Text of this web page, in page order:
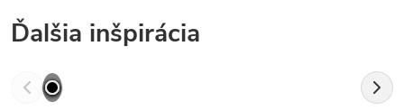
Ďalšia inšpirácia